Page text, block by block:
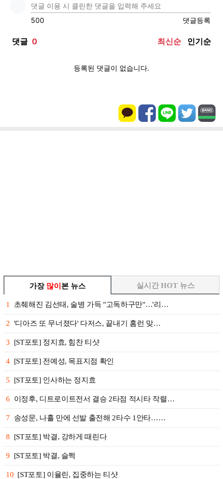
가장 많이 본 뉴스
1 초췌해진 김선태, 술병 가득 "고독하구만"…'리…
2 '디아즈 또 무너졌다' 다저스, 끝내기 홈런 맞…
3 [ST포토] 정지효, 힘찬 티샷
4 [ST포토] 전예성, 목표지점 확인
5 [ST포토] 인사하는 정지효
6 이정후, 디트로이트전서 결승 2타점 적시타 작렬…
7 송성문, 나흘 만에 선발 출전해 2타수 1안타……
8 [ST포토] 박결, 강하게 때린다
9 [ST포토] 박결, 슬쩍
10 [ST포토] 이율린, 집중하는 티샷
실시간 HOT 뉴스